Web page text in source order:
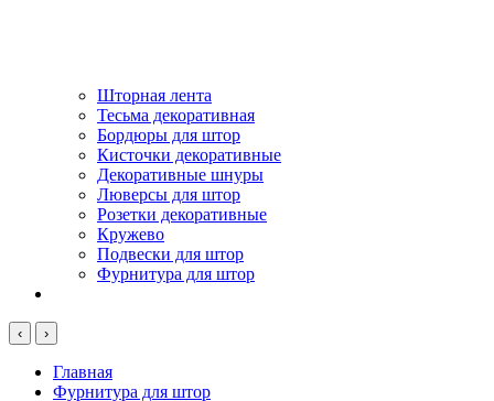
Шторная лента
Тесьма декоративная
Бордюры для штор
Кисточки декоративные
Декоративные шнуры
Люверсы для штор
Розетки декоративные
Кружево
Подвески для штор
Фурнитура для штор
‹ ›
Главная
Фурнитура для штор